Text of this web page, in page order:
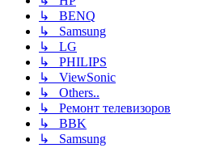
↳ BENQ
↳ Samsung
↳ LG
↳ PHILIPS
↳ ViewSonic
↳ Others..
↳ Ремонт телевизоров
↳ BBK
↳ Samsung